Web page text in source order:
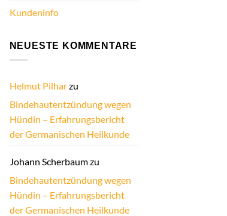
Kundeninfo
NEUESTE KOMMENTARE
Helmut Pilharzu
Bindehautentzündung wegen
Hündin – Erfahrungsbericht
der Germanischen Heilkunde
Johann Scherbaumzu
Bindehautentzündung wegen
Hündin – Erfahrungsbericht
der Germanischen Heilkunde